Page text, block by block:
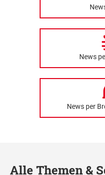
News
News per
Alle Themen &